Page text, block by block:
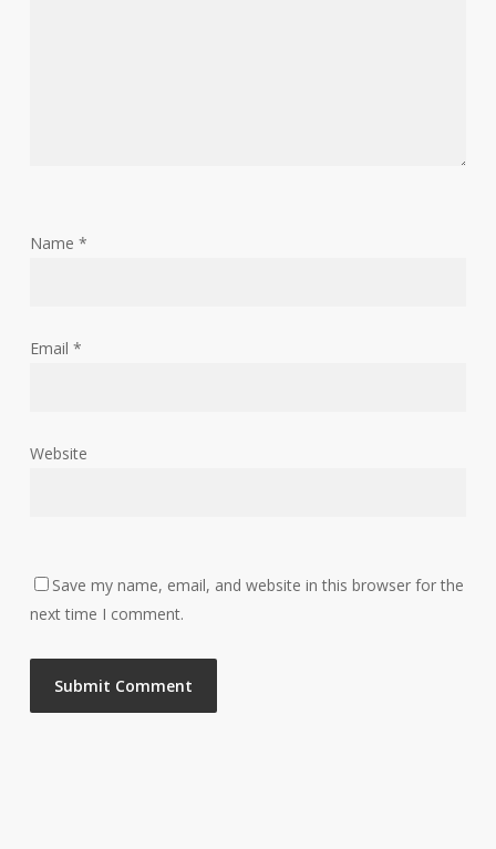
Name *
Email *
Website
Save my name, email, and website in this browser for the
next time I comment.